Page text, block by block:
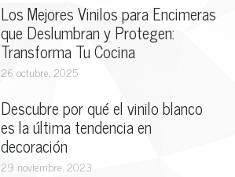
Los Mejores Vinilos para Encimeras
que Deslumbran y Protegen:
Transforma Tu Cocina
26 octubre, 2025
Descubre por qué el vinilo blanco
es la última tendencia en
decoración
29 noviembre, 2023